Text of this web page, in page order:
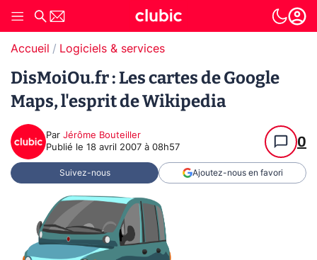
Accueil Logiciels & services
DisMoiOu.fr : Les cartes de Google
Maps, l'esprit de Wikipedia
Par Jérôme Bouteiller
Publié le 18 avril 2007 à 08h57 0
Suivez-nous Ajoutez-nous en favori